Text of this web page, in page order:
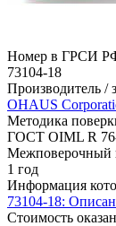
Номер в ГРСИ
73104-18
Производитель /
OHAUS
Методика
ГОСТ OIML R
Межповерочный
1 год
Информация
73104-18:
Стоимость